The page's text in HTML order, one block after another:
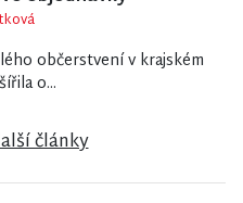
občerstvení v krajském
o...
články